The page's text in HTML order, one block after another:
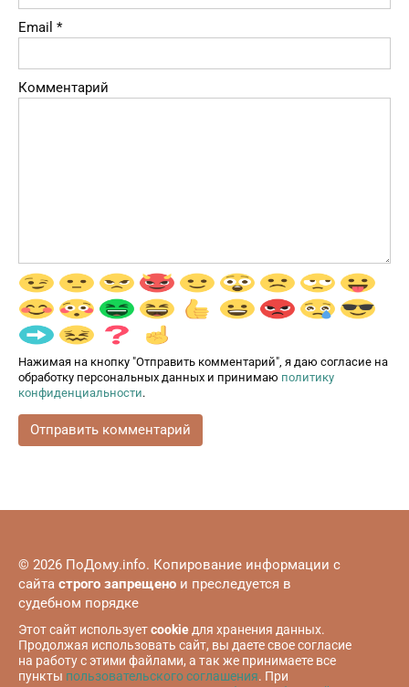
Email *
Комментарий
Нажимая на кнопку "Отправить комментарий", я даю согласие на
обработку персональных данных и принимаю политику
конфиденциальности.
© 2026 ПоДому.info. Копирование информации с
сайта строго запрещено и преследуется в
судебном порядке
Этот сайт используетcookieдля хранения данных.
Продолжая использовать сайт, вы даете свое согласие
на работу с этими файлами, а так же принимаете все
пункты пользовательского соглашения. При